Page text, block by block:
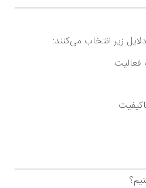
زیر انتخاب می‌کنند: